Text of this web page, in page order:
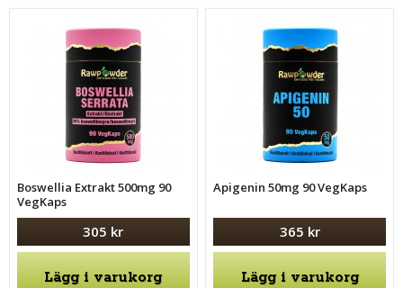
Boswellia Extrakt 500mg 90
VegKaps
305 kr
Lägg i varukorg
Apigenin 50mg 90 VegKaps
365 kr
Lägg i varukorg